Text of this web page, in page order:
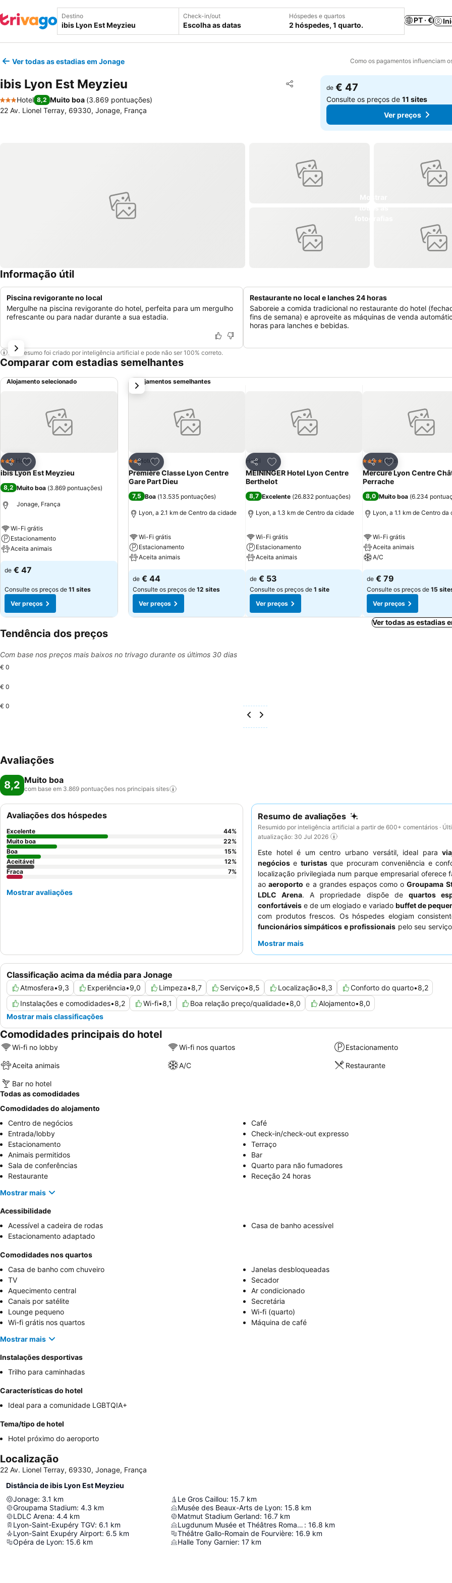
Destino Check-in/out
Escolha as datas
Hóspedes e quartos
2 hóspedes, 1 quarto.
PT · €
Ver todas as estadias em Jonage Como os pagamentos influenciam
ibis Lyon Est Meyzieu Partilhar
Adicionar aos favoritos
3 Estrelas
Hotel 8,2 Muito boa (3.869 pontuações)
22 Av. Lionel Terray, 69330, Jonage, França
de € 47
Consulte os preços de11 sites
Ver preços
Informação útil
Piscina revigorante no local
Mergulhe na piscina revigorante do hotel, perfeita para um mergulho
refrescante ou para nadar durante a sua estadia.
Restaurante no local e lanches 24 horas
Saboreie a comida tradicional no restaurante do hotel
fins de semana) e aproveite as máquinas de venda
horas para lanches e bebidas.
Este resumo foi criado por inteligência artificial e pode não ser 100% correto.
Comparar com estadias semelhantes
Alojamento selecionado
Partilhar
Adicionar aos favoritos
3 Estrelas
Hotel
ibis Lyon Est Meyzieu
8,2 Muito boa (3.869 pontuações)
Jonage, França
Wi-Fi grátis
Estacionamento
Aceita animais
de € 47
Consulte os preços de 11 sites
Ver preços
Alojamentos semelhantes
Partilhar
Adicionar aos favoritos
2 Estrelas
Hotel
Première Classe Lyon Centre
Gare Part Dieu
7,5 Boa (13.535 pontuações)
Lyon, a 2.1 km de Centro da cidade
Wi-Fi grátis
Estacionamento
Aceita animais
de € 44
Consulte os preços de 12 sites
Ver preços
Partilhar
Adicionar aos favoritos
Hotel
MEININGER Hotel Lyon Centre
Berthelot
8,7 Excelente (26.832 pontuações)
Lyon, a 1.3 km de Centro da cidade
Wi-Fi grátis
Estacionamento
Aceita animais
de € 53
Consulte os preços de 1 site
Ver preços
Partilhar
Adicionar aos
4 EstrelasHotel
Mercure Lyon Centre
Perrache
8,0 Muito boa (6.234
Lyon, a 1.1 km de Centro da
Wi-Fi grátis
Aceita animais
A/C
de € 79
Consulte os preços de 15
Ver preços
próximo
Ver todas as estadias
Tendência dos preços
Com base nos preços mais baixos no trivago durante os últimos 30 dias
€ 0
€ 0
€ 0
Avaliações
8,2 Muito boa
com base em 3.869 pontuações nos principais sites
Resumo de avaliações
Resumido por inteligência artificial a partir de 600+ comentários ·
atualização: 30 Jul 2026
Este hotel é um centro urbano versátil, ideal para
negócios e turistasque procuram conveniência e
localização privilegiada num parque empresarial oferece
aoaeroporto e a grandes espaços como oGroupama
LDLC Arena. A propriedade dispõe de quartos
confortáveis e de um elogiado e variado buffet de
com produtos frescos. Os hóspedes elogiam
funcionários simpáticos e profissionais pelo seu
quarto virado para o jardim.
Mostrar mais
Classificação acima da média para Jonage
Atmosfera•9,3 Experiência•9,0 Limpeza•8,7 Serviço•8,5 Localização•8,3 Conforto do quarto•8,2
Instalações e comodidades•8,2 Wi-fi•8,1 Boa relação preço/qualidade•8,0 Alojamento•8,0
Mostrar mais classificações
Avaliações dos hóspedes
Excelente 44%
Muito boa
22%
Boa
15%
Aceitável
12%
Fraca
7%
Mostrar avaliações
Comodidades principais do hotel
Wi-fi no lobby Wi-fi nos quartos Estacionamento
Aceita animais A/C Restaurante
Bar no hotel
Todas as comodidades
Comodidades do alojamento
Centro de negócios
Café
Entrada/lobby
Check-in/check-out expresso
Estacionamento
Terraço
Animais permitidos
Bar
Sala de conferências
Quarto para não fumadores
Restaurante
Receção 24 horas
Mostrar mais
Acessibilidade
Acessível a cadeira de rodas
Casa de banho acessível
Estacionamento adaptado
Comodidades nos quartos
Casa de banho com chuveiro
Janelas desbloqueadas
TV
Secador
Aquecimento central
Ar condicionado
Canais por satélite
Secretária
Lounge pequeno
Wi-fi (quarto)
Wi-fi grátis nos quartos
Máquina de café
Mostrar mais
Instalações desportivas
Trilho para caminhadas
Características do hotel
Ideal para a comunidade LGBTQIA+
Tema/tipo de hotel
Hotel próximo do aeroporto
Localização
22 Av. Lionel Terray, 69330, Jonage, França
Distância de ibis Lyon Est Meyzieu
Jonage: 3.1 km
Groupama Stadium: 4.3 km
LDLC Arena: 4.4 km
Lyon-Saint-Exupéry TGV: 6.1 km
Lyon-Saint Exupéry Airport: 6.5 km
Opéra de Lyon: 15.6 km
Le Gros Caillou: 15.7 km
Musée des Beaux-Arts de Lyon: 15.8 km
Matmut Stadium Gerland: 16.7 km
Lugdunum Musée et Théâtres Romains : 16.8 km
Théâtre Gallo-Romain de Fourvière: 16.9 km
Halle Tony Garnier: 17 km